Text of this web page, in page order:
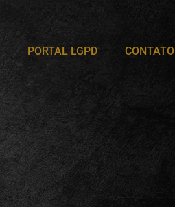
PORTAL LGPD CONTATO